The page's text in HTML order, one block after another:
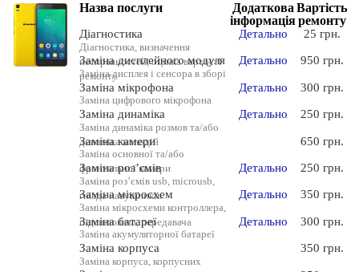
Назва послуги
Діагностика
Діагностика, визначення
несправностей, оцінка вартості
ремонту
Заміна дисплейного модуля
Заміна дисплея і сенсора в зборі
Заміна мікрофона
Заміна цифрового мікрофона
Заміна динаміка
Заміна динаміка розмов та/або
динаміка мелодій
Заміна камери
Заміна основної та/або
фронтальної камери
Заміна роз’ємів
Заміна роз’ємів usb, microusb,
гнізда навушників
Заміна мікросхем
Заміна мікросхеми контроллера,
підсилювача, передавача
Заміна батареї
Заміна акумуляторної батареї
Заміна корпуса
Заміна корпуса, корпусних
Додаткова
інформація
Детально
Детально
Детально
Детально
Детально
Детально
Детально
Вартість
ремонту
25 грн.
950 грн.
300 грн.
250 грн.
650 грн.
250 грн.
350 грн.
300 грн.
350 грн.